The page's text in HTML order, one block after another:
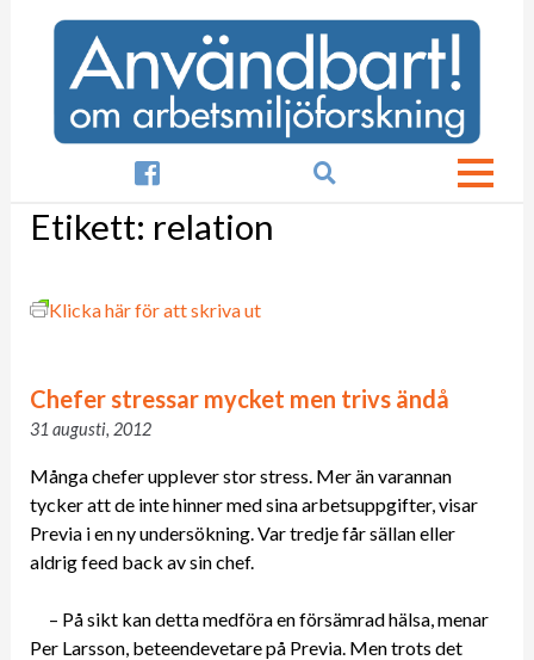

Etikett: relation
Klicka här för att skriva ut
Chefer stressar mycket men trivs ändå
31 augusti, 2012
Många chefer upplever stor stress. Mer än varannan
tycker att de inte hinner med sina arbetsuppgifter, visar
Previa i en ny undersökning. Var tredje får sällan eller
aldrig feed back av sin chef.
– På sikt kan detta medföra en försämrad hälsa, menar
Per Larsson, beteendevetare på Previa. Men trots det